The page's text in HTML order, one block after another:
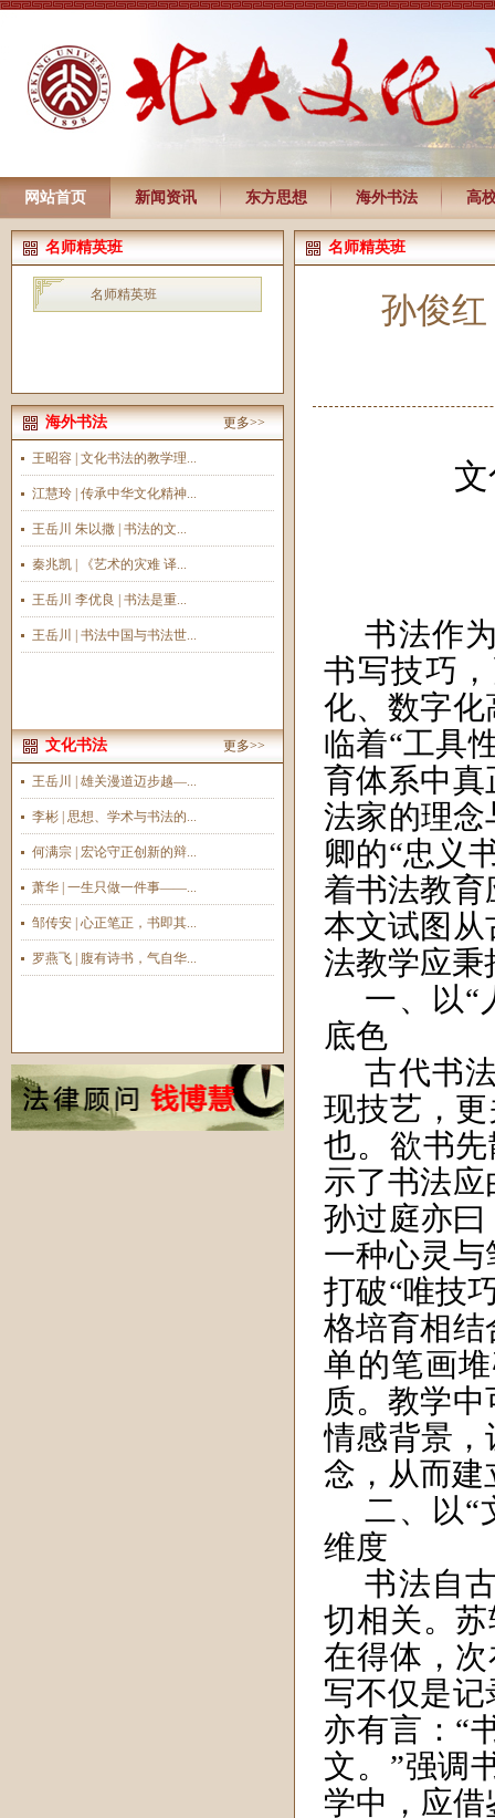
网站首页 新闻资讯 东方思想 海外书法 高
名师精英班
名师精英班
海外书法 更多>>
王昭容 | 文化书法的教学理...
江慧玲 | 传承中华文化精神...
王岳川 朱以撒 | 书法的文...
秦兆凯 | 《艺术的灾难 译...
王岳川 李优良 | 书法是重...
王岳川 | 书法中国与书法世...
文化书法 更多>>
王岳川 | 雄关漫道迈步越—...
李彬 | 思想、学术与书法的...
何满宗 | 宏论守正创新的辩...
萧华 | 一生只做一件事——...
邹传安 | 心正笔正，书即其...
罗燕飞 | 腹有诗书，气自华...
名师精英班
孙俊
书法作
书写技巧
化、数字化
临着“工具
育体系中真
法家的理念
卿的“忠义
着书法教育
本文试图从
法教学应秉
一、以“
底色
古代书
现技艺，
也。欲书
示了书法
孙过庭亦曰
一种心灵
打破“唯技
格培育相结
单的笔画
质。教学
情感背景，
念，从而建
二、以“
维度
书法自
切相关。
在得体，
写不仅是
亦有言：“
文。”强调
学中，应借